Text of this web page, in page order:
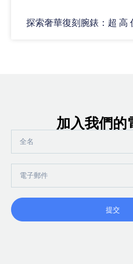
探索奢華復刻腕錶：超 高
加入我們的
件
提交